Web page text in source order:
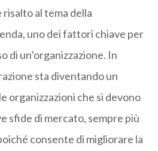
risalto al tema della
uno dei fattori chiave per
di un’organizzazione. In
sta diventando un
organizzazioni che si devono
sfide di mercato, sempre più
consente di migliorare la